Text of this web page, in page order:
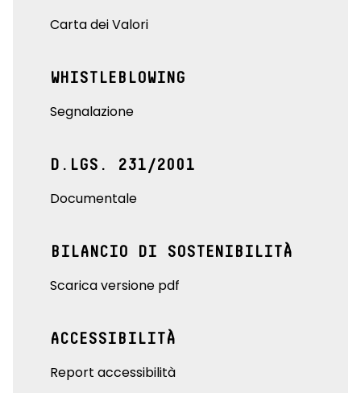
Carta dei Valori
WHISTLEBLOWING
Segnalazione
D.LGS. 231/2001
Documentale
BILANCIO DI SOSTENIBILITÀ
Scarica versione pdf
ACCESSIBILITÀ
Report accessibilità